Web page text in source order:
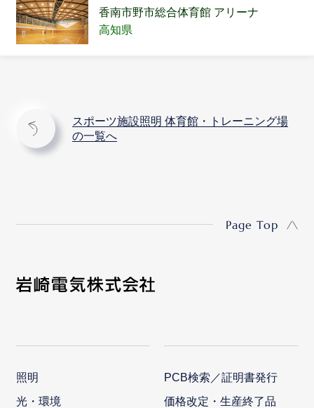
香南市野市総合体育館 アリーナ
高知県
スポーツ施設照明 体育館・トレーニング場
の一覧へ
Page Top
照明
光・環境
PCB検索／証明書発行
価格改定・生産終了品